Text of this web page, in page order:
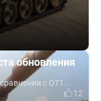
обновления
с ОТ1...
12